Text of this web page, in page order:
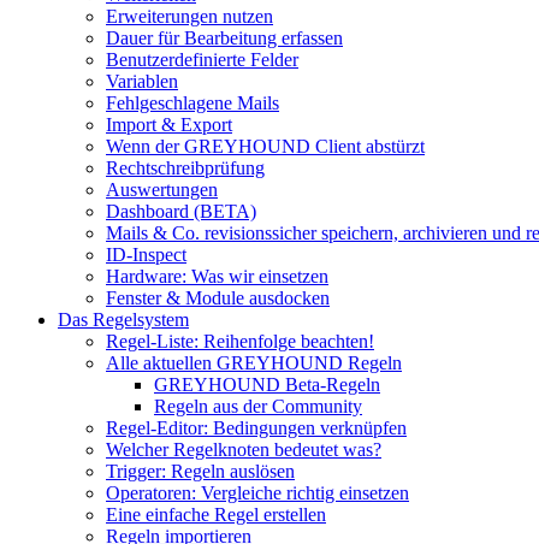
Erweiterungen nutzen
Dauer für Bearbeitung erfassen
Benutzerdefinierte Felder
Variablen
Fehlgeschlagene Mails
Import & Export
Wenn der GREYHOUND Client abstürzt
Rechtschreibprüfung
Auswertungen
Dashboard (BETA)
Mails & Co. revisionssicher speichern, archivieren und
ID-Inspect
Hardware: Was wir einsetzen
Fenster & Module ausdocken
Das Regelsystem
Regel-Liste: Reihenfolge beachten!
Alle aktuellen GREYHOUND Regeln
GREYHOUND Beta-Regeln
Regeln aus der Community
Regel-Editor: Bedingungen verknüpfen
Welcher Regelknoten bedeutet was?
Trigger: Regeln auslösen
Operatoren: Vergleiche richtig einsetzen
Eine einfache Regel erstellen
Regeln importieren